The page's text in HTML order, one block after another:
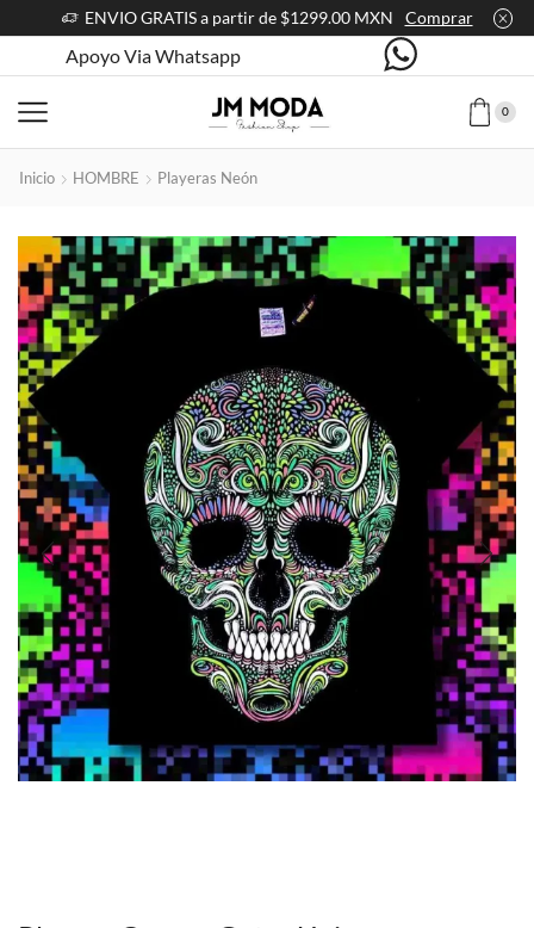
ENVIO GRATIS a partir de $1299.00 MXN Comprar
Apoyo Via Whatsapp
0
Inicio HOMBRE Playeras Neón